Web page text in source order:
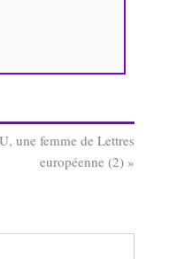
une femme de Lettres
européenne (2) »